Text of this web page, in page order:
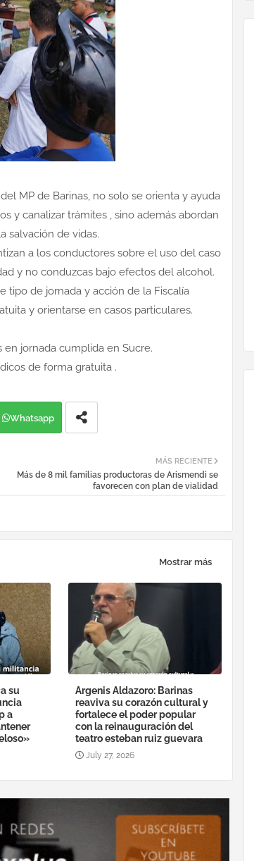
MP de Barinas, no solo se orienta y ayuda
y canalizar trámites , sino además abordan
salvación de vidas.
a los conductores sobre el uso del caso
y no conduzcas bajo efectos del alcohol.
tipo de jornada y acción de la Fiscalía
y orientarse en casos particulares.
en jornada cumplida en Sucre.
de forma gratuita .
Whatsapp
MÁS RECIENTE
Más de 8 mil familias productoras de Arismendi se
favorecen con plan de vialidad
Mostrar más
su
a
Argenis Aldazoro: Barinas
reaviva su corazón cultural y
fortalece el poder popular
con la reinauguración del
teatro esteban ruiz guevara
July 27, 2026